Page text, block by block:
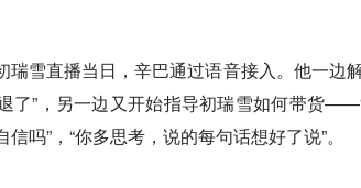
瑞雪直播当日，辛巴通过语音接入。他一边
了”，另一边又开始指导初瑞雪如何带货
吗”，“你多思考，说的每句话想好了说”。